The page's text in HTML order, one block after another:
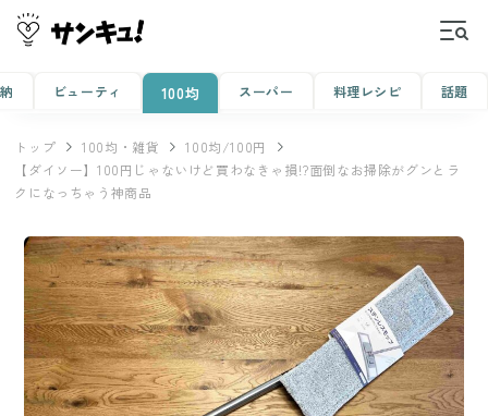
ビューティ 100均 スーパー 料理レシピ 話題
トップ 100均・雑貨
100均/100円
【ダイソー】100円じゃないけど買わなきゃ損!?面倒なお掃除がグンとラ
クになっちゃう神商品